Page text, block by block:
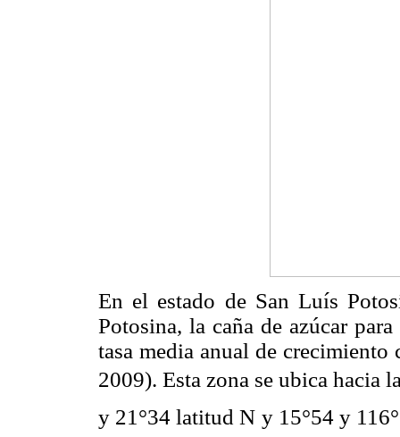
En el estado de San Luís
Potosina, la caña de azúcar
tasa media anual de
2009). Esta zona se ubica hacia
y 21°34 latitud N y 15°54 y